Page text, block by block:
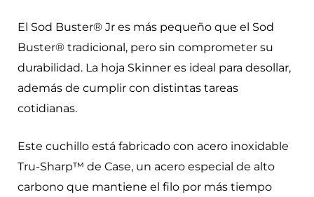
El Sod Buster® Jr es más pequeño que el Sod
Buster® tradicional, pero sin comprometer su
durabilidad. La hoja Skinner es ideal para desollar,
además de cumplir con distintas tareas
cotidianas.
Este cuchillo está fabricado con acero inoxidable
Tru-Sharp™ de Case, un acero especial de alto
carbono que mantiene el filo por más tiempo